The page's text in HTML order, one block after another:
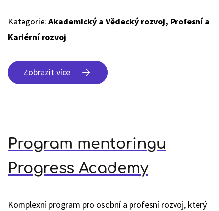
Kategorie: Akademický a Vědecký rozvoj, Profesní a
Kariérní rozvoj
Zobrazit více
Program mentoringu
Progress Academy
Komplexní program pro osobní a profesní rozvoj, který